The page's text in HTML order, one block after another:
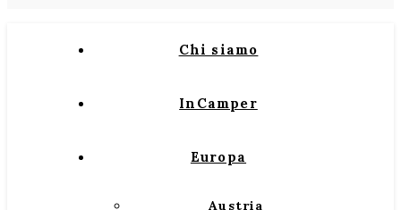
Chi siamo
InCamper
Europa
Austria